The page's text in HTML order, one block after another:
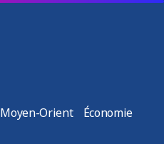
Moyen-Orient Économie